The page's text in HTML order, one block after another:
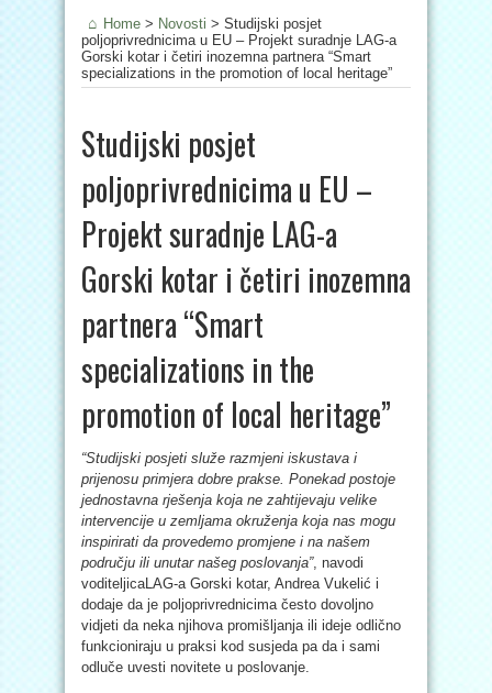
Home > Novosti > Studijski posjet
poljoprivrednicima u EU – Projekt suradnje LAG-a
Gorski kotar i četiri inozemna partnera “Smart
specializations in the promotion of local heritage”
Studijski posjet
poljoprivrednicima u EU –
Projekt suradnje LAG-a
Gorski kotar i četiri inozemna
partnera “Smart
specializations in the
promotion of local heritage”
“Studijski posjeti služe razmjeni iskustava i
prijenosu primjera dobre prakse. Ponekad postoje
jednostavna rješenja koja ne zahtijevaju velike
intervencije u zemljama okruženja koja nas mogu
inspirirati da provedemo promjene i na našem
području ili unutar našeg poslovanja”, navodi
voditeljicaLAG-a Gorski kotar, Andrea Vukelić i
dodaje da je poljoprivrednicima često dovoljno
vidjeti da neka njihova promišljanja ili ideje odlično
funkcioniraju u praksi kod susjeda pa da i sami
odluče uvesti novitete u poslovanje.